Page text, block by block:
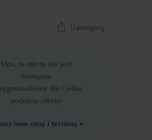
Udostępnij
Ups, ta oferta nie jest
dostępna.
dla Ciebie
podobne oferty:
inne ceny i terminy »
Bardzo dobry